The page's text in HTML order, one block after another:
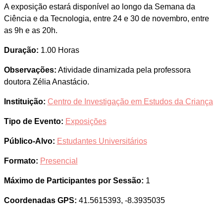
A exposição estará disponível ao longo da Semana da
Ciência e da Tecnologia, entre 24 e 30 de novembro, entre
as 9h e as 20h.
Duração: 1.00 Horas
Observações: Atividade dinamizada pela professora
doutora Zélia Anastácio.
Instituição: Centro de Investigação em Estudos da Criança
Tipo de Evento: Exposições
Público-Alvo: Estudantes Universitários
Formato: Presencial
Máximo de Participantes por Sessão: 1
Coordenadas GPS: 41.5615393, -8.3935035